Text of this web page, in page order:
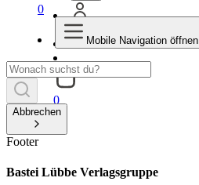
0
0
Mobile Navigation öffnen
Abbrechen
Footer
Bastei Lübbe Verlagsgruppe